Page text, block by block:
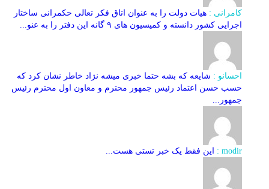
کامرانی : هیات دولت را به عنوان اتاق فکر تعالی حکمرانی ساختار
اجرایی کشور دانسته و کمیسیون های ۹ گانه این دفتر را به عنو...
احسانو : شایعه که بشه حتما خبری میشه نژاد خاطر نشان کرد که
حسب حسن اعتماد رئیس جمهور محترم و معاون اول محترم رئیس
جمهور...
modir : این فقط یک خبر تستی هست...